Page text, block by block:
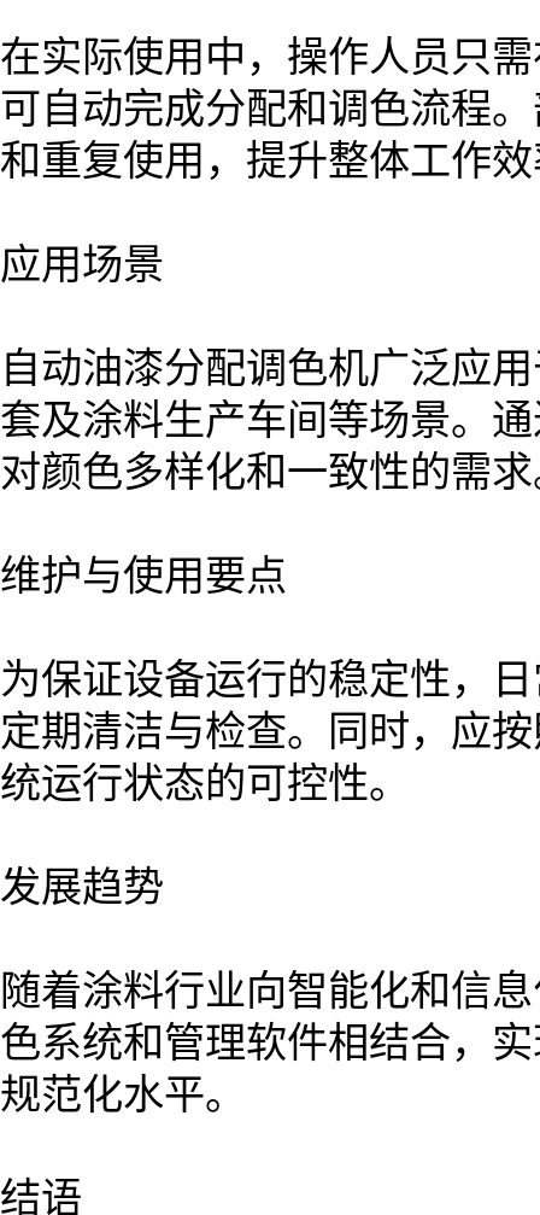
在实际使用中，操作人员只
可自动完成分配和调色流程
和重复使用，提升整体工作
应用场景
自动油漆分配调色机广泛应
套及涂料生产车间等场景。
对颜色多样化和一致性的需
维护与使用要点
为保证设备运行的稳定性，
定期清洁与检查。同时，应
统运行状态的可控性。
发展趋势
随着涂料行业向智能化和信
色系统和管理软件相结合，
规范化水平。
结语